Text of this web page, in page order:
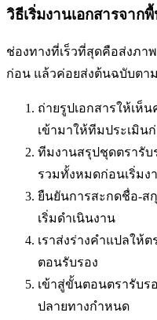
วิธีเริ่มงานเอกสารจาก
ช่องทางที่เร็วที่สุดคือส่งภา
ก่อน แล้วค่อยส่งต้นฉบับตา
ถ่ายรูปเอกสารให้เห็
เข้ามาให้ทีมประเมิน
ทีมงานสรุปชุดตรารับ
รวมทั้งหมดก่อนเริ่มง
ยืนยันการสะกดชื่อ-ส
เริ่มดำเนินงาน
เราส่งร่างคำแปลให้
ตอนรับรอง
เข้าสู่ขั้นตอนตรารับร
ปลายทางกำหนด